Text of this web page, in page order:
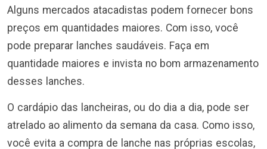
Alguns mercados atacadistas podem fornecer bons
preços em quantidades maiores. Com isso, você
pode preparar lanches saudáveis. Faça em
quantidade maiores e invista no bom armazenamento
desses lanches.
O cardápio das lancheiras, ou do dia a dia, pode ser
atrelado ao alimento da semana da casa. Como isso,
você evita a compra de lanche nas próprias escolas,